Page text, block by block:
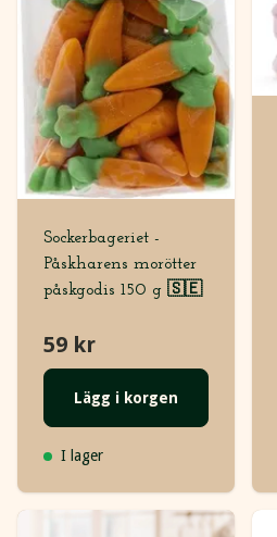
Sockerbageriet -
Påskharens morötter
påskgodis 150 g 🇸🇪
59 kr
Lägg i korgen
I lager